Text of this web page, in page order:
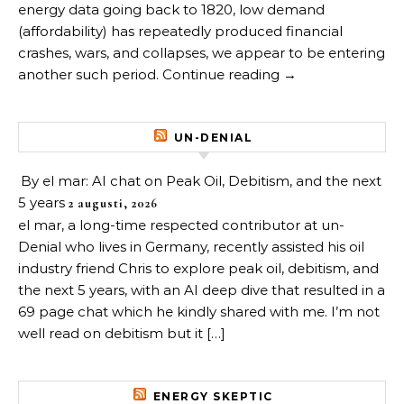
energy data going back to 1820, low demand
(affordability) has repeatedly produced financial
crashes, wars, and collapses, we appear to be entering
another such period. Continue reading →
UN-DENIAL
By el mar: AI chat on Peak Oil, Debitism, and the next
5 years 2 augusti, 2026
el mar, a long-time respected contributor at un-
Denial who lives in Germany, recently assisted his oil
industry friend Chris to explore peak oil, debitism, and
the next 5 years, with an AI deep dive that resulted in a
69 page chat which he kindly shared with me. I’m not
well read on debitism but it […]
ENERGY SKEPTIC